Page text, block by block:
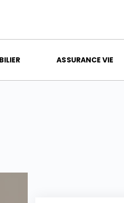
ASSURANCE VIE